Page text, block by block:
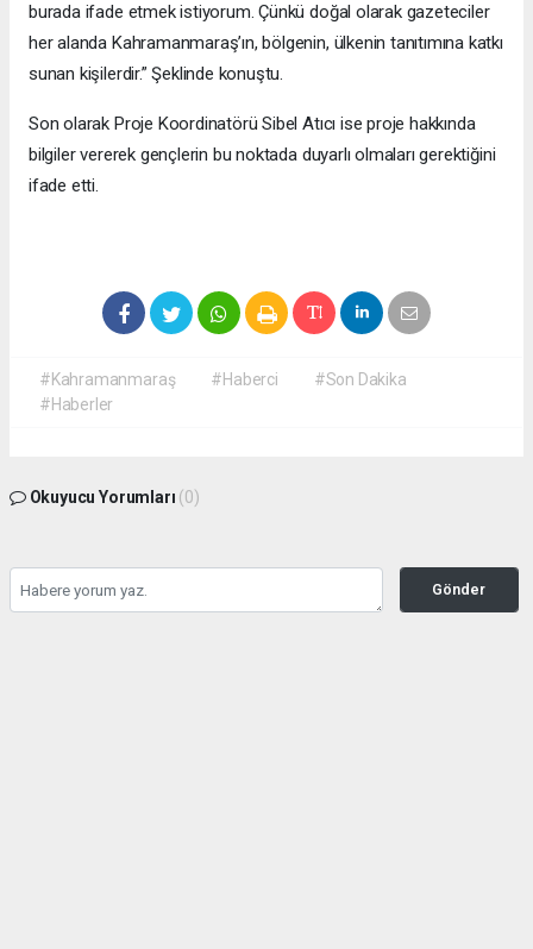
burada ifade etmek istiyorum. Çünkü doğal olarak gazeteciler
her alanda Kahramanmaraş’ın, bölgenin, ülkenin tanıtımına katkı
sunan kişilerdir.” Şeklinde konuştu.
Son olarak Proje Koordinatörü Sibel Atıcı ise proje hakkında
bilgiler vererek gençlerin bu noktada duyarlı olmaları gerektiğini
ifade etti.
#Kahramanmaraş #Haberci
#Son Dakika
#Haberler
Okuyucu Yorumları (0)
Gönder